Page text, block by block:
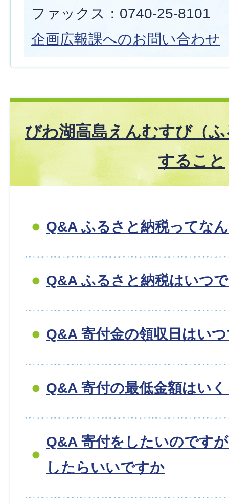
ファックス：0740-25-8101
企画広報課へのお問い合わせ
びわ湖高島えんむすび（
すること
Q&A ふるさと納税ってな
Q&A ふるさと納税はいつ
Q&A 寄付金の領収日はい
Q&A 寄付の最低金額はい
Q&A 寄付をしたいのです
したらいいですか